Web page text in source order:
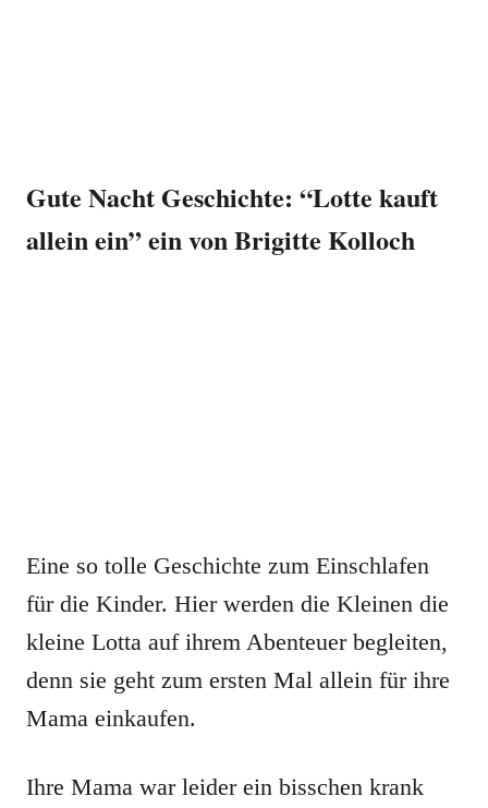
Gute Nacht Geschichte: “Lotte kauft
allein ein” ein von Brigitte Kolloch
Eine so tolle Geschichte zum Einschlafen
für die Kinder. Hier werden die Kleinen die
kleine Lotta auf ihrem Abenteuer begleiten,
denn sie geht zum ersten Mal allein für ihre
Mama einkaufen.
Ihre Mama war leider ein bisschen krank